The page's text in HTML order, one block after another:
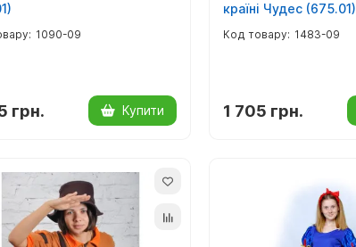
1090-09
грн. Купити
країні Чудес (675.01)
1483-09
1 705 грн.